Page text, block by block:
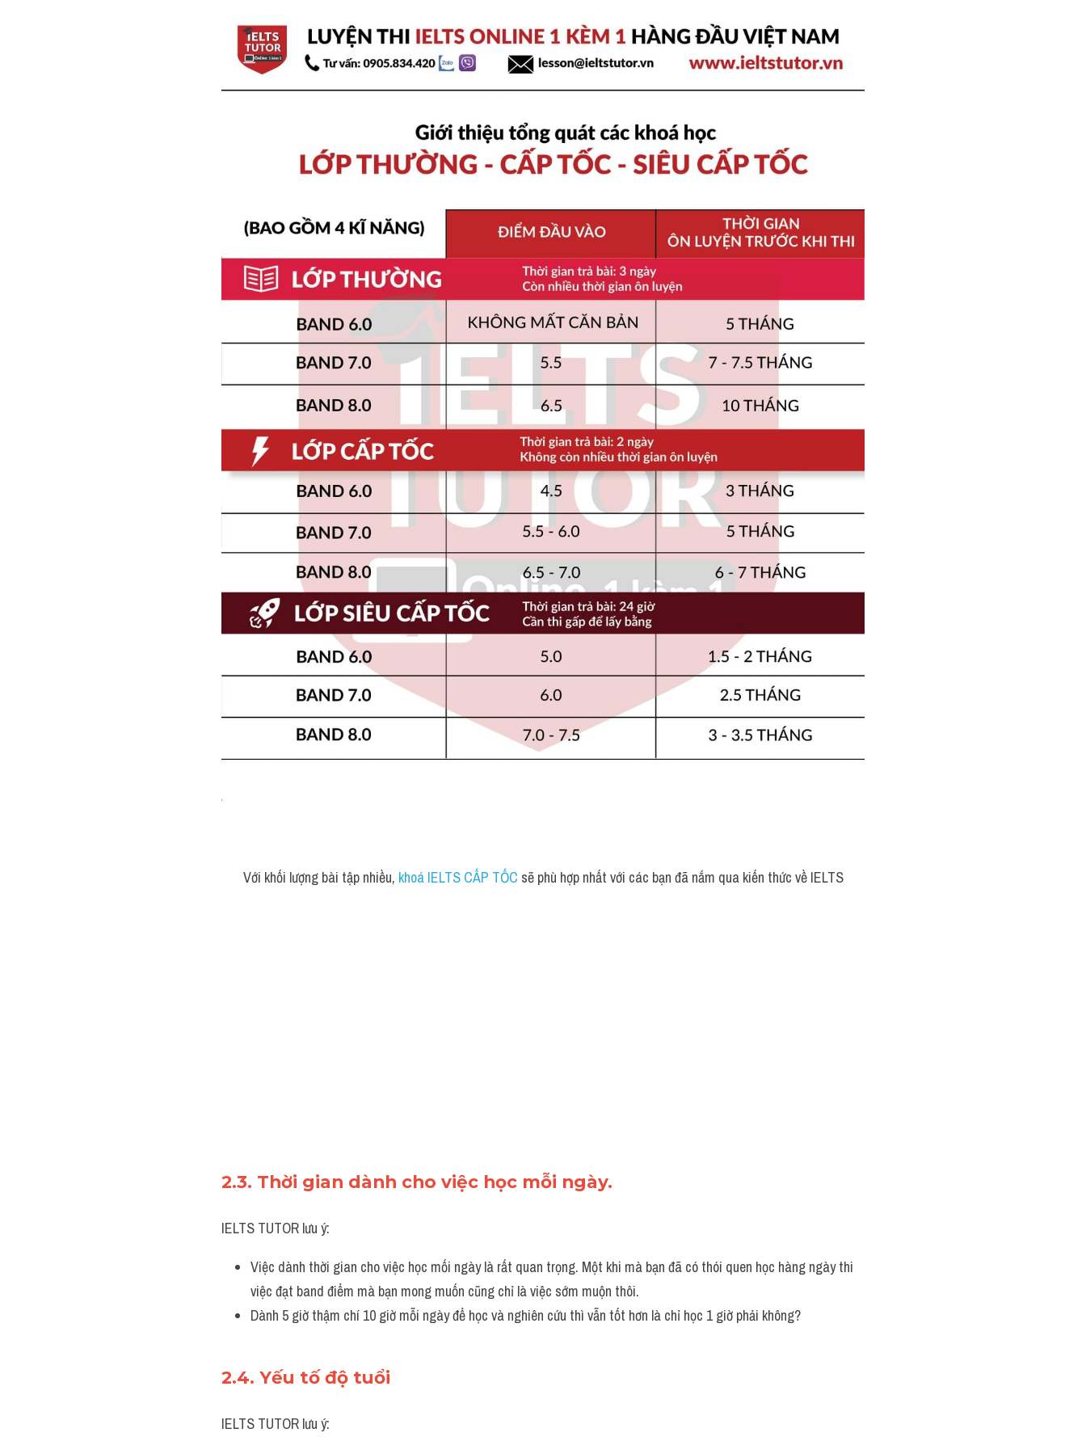
Với khối lượng bài tập nhiều, khoá IELTS CẤP TỐC sẽ phù hợp nhất với các bạn đã nắm qua kiến thức về IELTS
2.3. Thời gian dành cho việc học mỗi ngày.
IELTS TUTOR lưu ý:
Việc dành thời gian cho việc học mối ngày là rất quan trọng. Một khi mà bạn đã có thói quen học hàng ngày thi
việc đạt band điểm mà bạn mong muốn cũng chỉ là việc sớm muộn thôi.
Dành 5 giờ thậm chí 10 giờ mỗi ngày để học và nghiên cứu thì vẫn tốt hơn là chỉ học 1 giờ phải không?
2.4. Yếu tố độ tuổi
IELTS TUTOR lưu ý: